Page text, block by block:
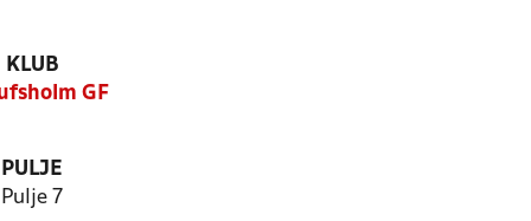
KLUB
GF
PULJE
Pulje 7